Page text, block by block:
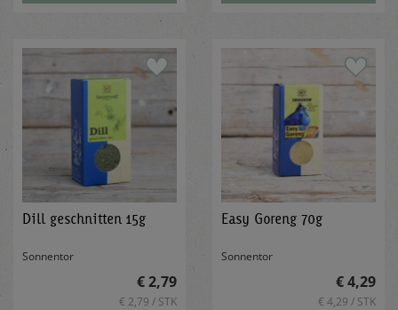
Dill geschnitten 15g
Sonnentor
€ 2,79
€ 2,79 / STK
Easy Goreng 70g
Sonnentor
€ 4,29
€ 4,29 / STK